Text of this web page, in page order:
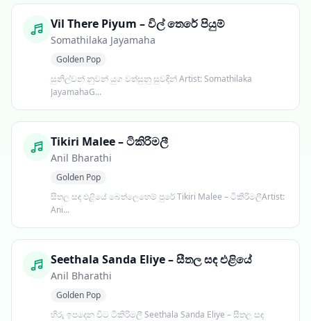
Vil There Piyum – විල් තෙරේ පියුම්
Somathilaka Jayamaha
Golden Pop
සුනිල්වන් නුවන් යුග වත්සුනු සුවඳින් Artist: Somathilaka
JayamahaG...
Tikiri Malee – ටිකිරිමලී
Anil Bharathi
Golden Pop
සීතල සඳ එළියේ බෙත්ලෙහෙම් පුරේ Tikiri Malee – ටිකිරිමලීArtist:
Ani...
Seethala Sanda Eliye – සීතල සඳ එළියේ
Anil Bharathi
Golden Pop
හිරු ඉපදෙන විට ටිකිරිමලී Seethala Sanda Eliye – සීතල සඳ